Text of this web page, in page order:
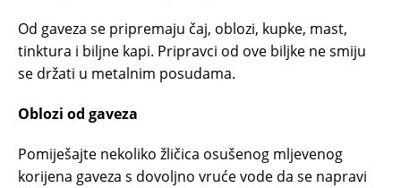
Od gaveza se pripremaju čaj, oblozi, kupke, mast,
tinktura i biljne kapi. Pripravci od ove biljke ne smiju
se držati u metalnim posudama.
Oblozi od gaveza
Pomiješajte nekoliko žličica osušenog mljevenog
korijena gaveza s dovoljno vruće vode da se napravi